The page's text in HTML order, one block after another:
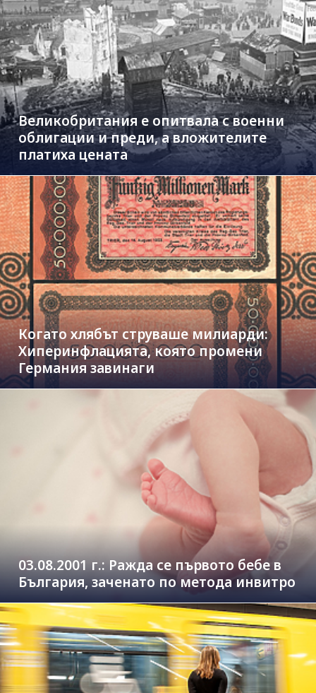
Великобритания е опитвала с военни
облигации и преди, а вложителите
платиха цената
Когато хлябът струваше милиарди:
Хиперинфлацията, която промени
Германия завинаги
03.08.2001 г.: Ражда се първото бебе в
България, заченато по метода инвитро